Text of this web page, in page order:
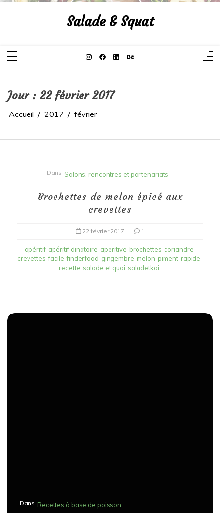
Aller
Salade & Squat
Jour : 22 février 2017
Accueil 2017 février
Dans Salons, rencontres et partenariats
Brochettes de melon épicé aux
crevettes
22 février 2017 1
apéritif apéritif dinatoire aperitive brochettes coriandre
crevettes facile finderfood gingembre melon piment rapide
recette salade et quoi saladetkoi
Dans Recettes à base de poisson